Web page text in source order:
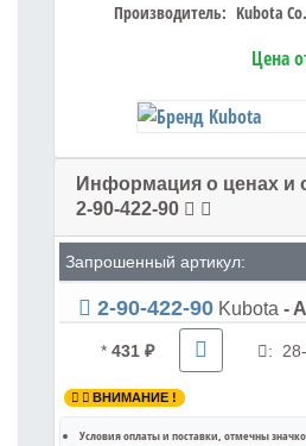
Производитель: Kubota
Цена
Информация о ценах и
2-90-422-90
Запрошенный артикул:
2-90-422-90 Kubota -
* 431 ₽ :
ВНИМАНИЕ !
Условия оплаты и поставки, отмечны